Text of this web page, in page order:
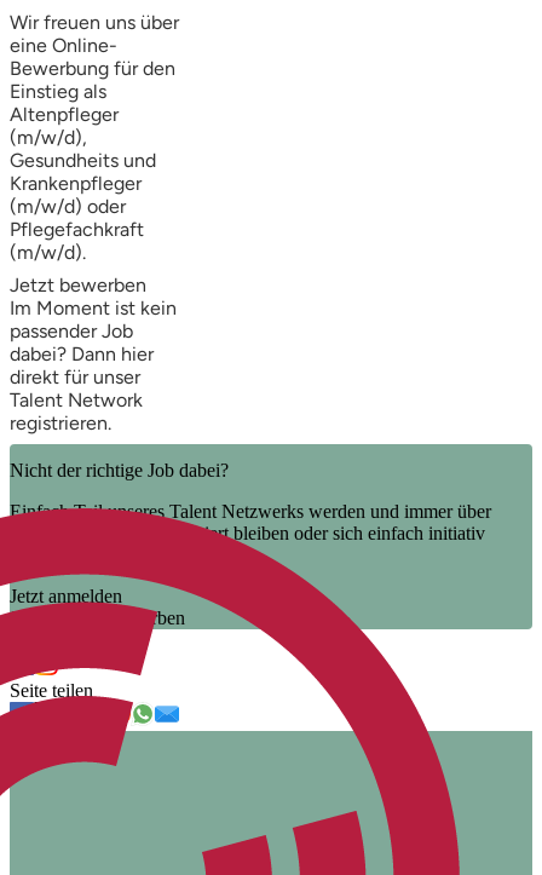
Wir freuen uns über
eine Online-
Bewerbung für den
Einstieg als
Altenpfleger
(m/w/d),
Gesundheits und
Krankenpfleger
(m/w/d) oder
Pflegefachkraft
(m/w/d).
Jetzt bewerben
Im Moment ist kein
passender Job
dabei? Dann hier
direkt für unser
Talent Network
registrieren.
Nicht der richtige Job dabei?
Einfach Teil unseres Talent Netzwerks werden und immer über
unsere neuen Jobs informiert bleiben oder sich einfach initiativ
Jetzt anmelden
Jetzt initiativ bewerben
Seite teilen